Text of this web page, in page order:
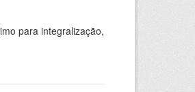
para integralização,